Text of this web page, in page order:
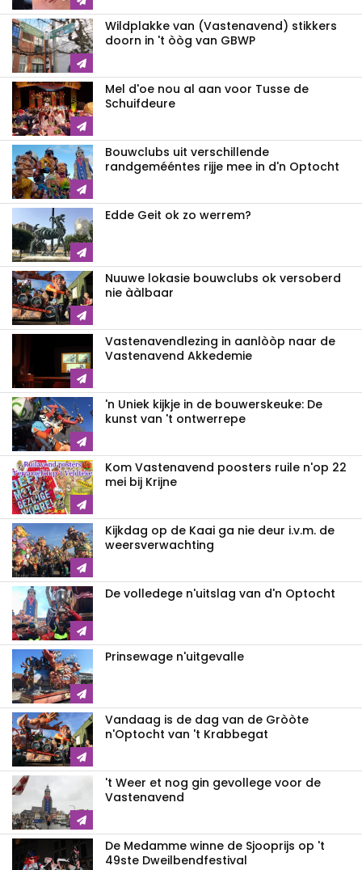
Wildplakke van (Vastenavend) stikkers
doorn in 't òòg van GBWP
Mel d'oe nou al aan voor Tusse de
Schuifdeure
Bouwclubs uit verschillende
randgemééntes rijje mee in d'n Optocht
Edde Geit ok zo werrem?
Nuuwe lokasie bouwclubs ok versoberd
nie ààlbaar
Vastenavendlezing in aanlòòp naar de
Vastenavend Akkedemie
'n Uniek kijkje in de bouwerskeuke: De
kunst van 't ontwerrepe
Kom Vastenavend poosters ruile n'op 22
mei bij Krijne
Kijkdag op de Kaai ga nie deur i.v.m. de
weersverwachting
De volledege n'uitslag van d'n Optocht
Prinsewage n'uitgevalle
Vandaag is de dag van de Gròòte
n'Optocht van 't Krabbegat
't Weer et nog gin gevollege voor de
Vastenavend
De Medamme winne de Sjooprijs op 't
49ste Dweilbendfestival